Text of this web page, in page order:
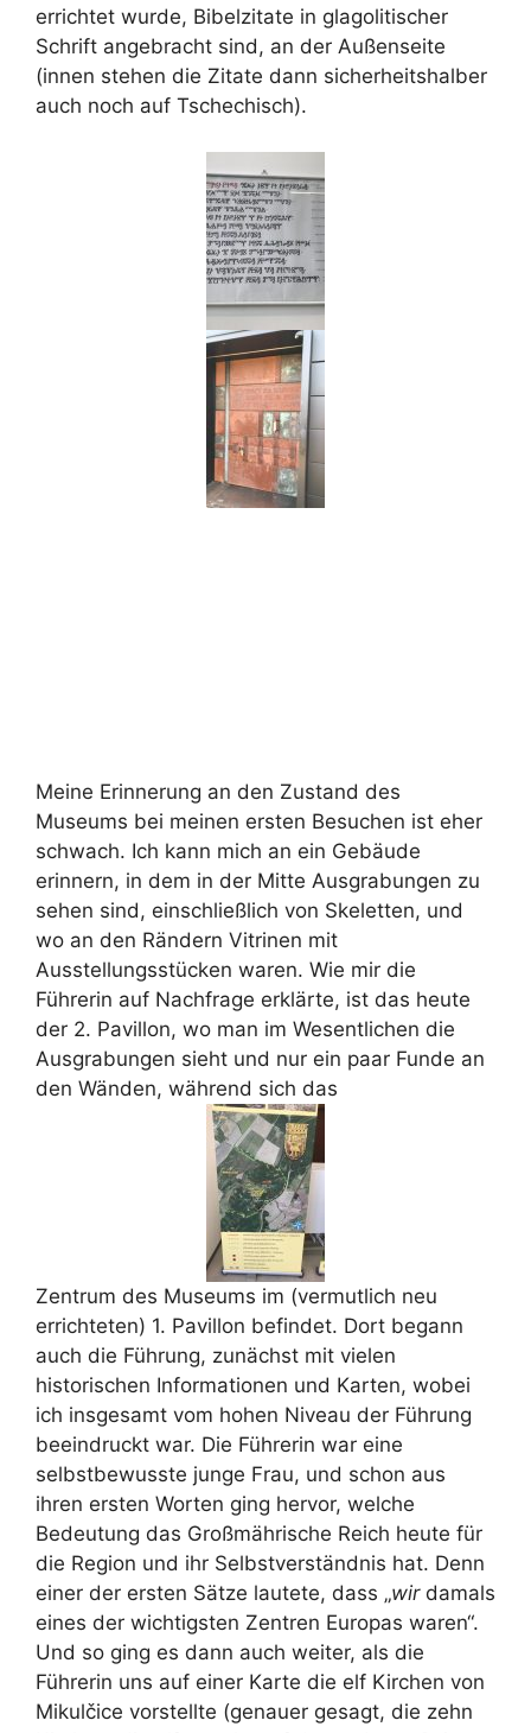
errichtet wurde, Bibelzitate in glagolitischer
Schrift angebracht sind, an der Außenseite
(innen stehen die Zitate dann sicherheitshalber
auch noch auf Tschechisch).
Meine Erinnerung an den Zustand des
Museums bei meinen ersten Besuchen ist eher
schwach. Ich kann mich an ein Gebäude
erinnern, in dem in der Mitte Ausgrabungen zu
sehen sind, einschließlich von Skeletten, und
wo an den Rändern Vitrinen mit
Ausstellungsstücken waren. Wie mir die
Führerin auf Nachfrage erklärte, ist das heute
der 2. Pavillon, wo man im Wesentlichen die
Ausgrabungen sieht und nur ein paar Funde an
den Wänden, während sich das
Zentrum des Museums im (vermutlich neu
errichteten) 1. Pavillon befindet. Dort begann
auch die Führung, zunächst mit vielen
historischen Informationen und Karten, wobei
ich insgesamt vom hohen Niveau der Führung
beeindruckt war. Die Führerin war eine
selbstbewusste junge Frau, und schon aus
ihren ersten Worten ging hervor, welche
Bedeutung das Großmährische Reich heute für
die Region und ihr Selbstverständnis hat. Denn
einer der ersten Sätze lautete, dass „wirdamals
eines der wichtigsten Zentren Europas waren“.
Und so ging es dann auch weiter, als die
Führerin uns auf einer Karte die elf Kirchen von
Mikulčice vorstellte (genauer gesagt, die zehn